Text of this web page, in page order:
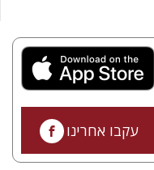
עקבו אחרינו